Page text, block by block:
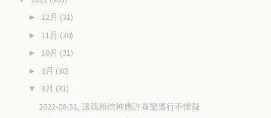
► 12月 (31)
► 11月 (30)
► 10月 (31)
► 9月 (30)
▼ 8月 (31)
2022-08-31, 讓我相信神應許喜樂遵行不懷疑